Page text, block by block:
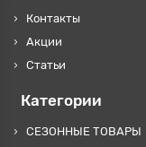
Контакты
Акции
Статьи
Категории
СЕЗОННЫЕ ТОВАРЫ